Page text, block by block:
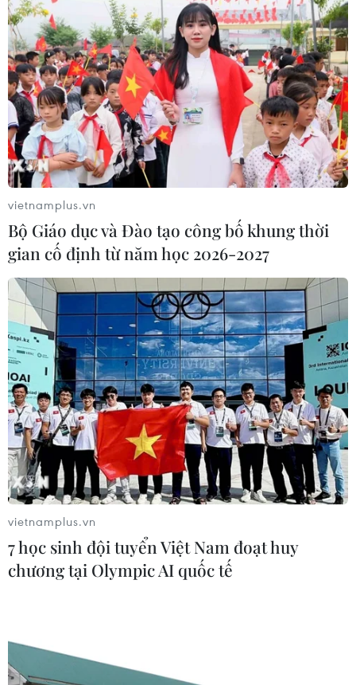
vietnamplus.vn
Bộ Giáo dục và Đào tạo công bố khung thời
gian cố định từ năm học 2026-2027
vietnamplus.vn
7 học sinh đội tuyển Việt Nam đoạt huy
chương tại Olympic AI quốc tế